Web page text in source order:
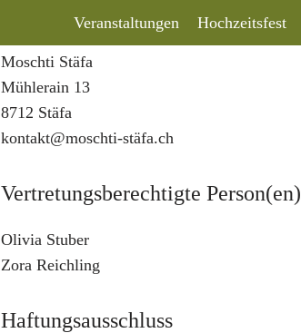
Veranstaltungen Hochzeitsfest
Kontakt-Adresse
Moschti Stäfa
Mühlerain 13
8712 Stäfa
kontakt@moschti-stäfa.ch
Vertretungsberechtigte Person(en)
Olivia Stuber
Zora Reichling
Haftungsausschluss